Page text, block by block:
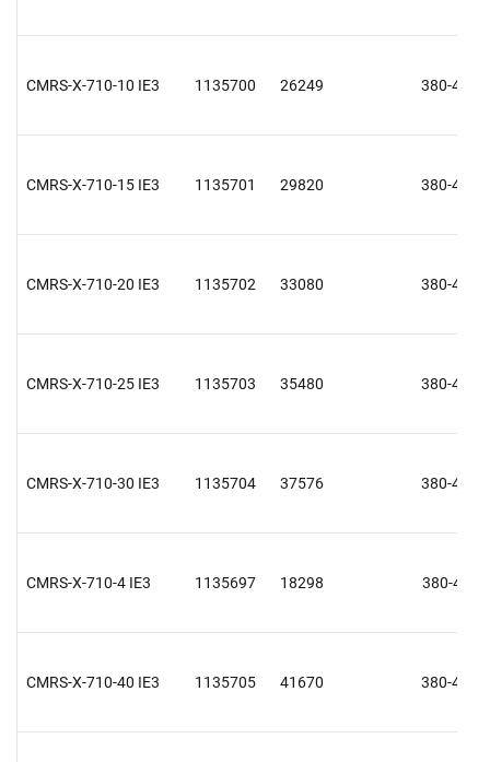
CMRS-X-710-10 IE3 1135700 26249 380-415
CMRS-X-710-15 IE3 1135701 29820 380-415
CMRS-X-710-20 IE3 1135702 33080 380-415
CMRS-X-710-25 IE3 1135703 35480 380-415
CMRS-X-710-30 IE3 1135704 37576 380-415
CMRS-X-710-4 IE3 1135697 18298 380-415
CMRS-X-710-40 IE3 1135705 41670 380-415